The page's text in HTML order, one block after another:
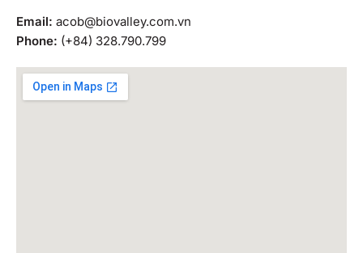
Email: acob@biovalley.com.vn
Phone: (+84) 328.790.799